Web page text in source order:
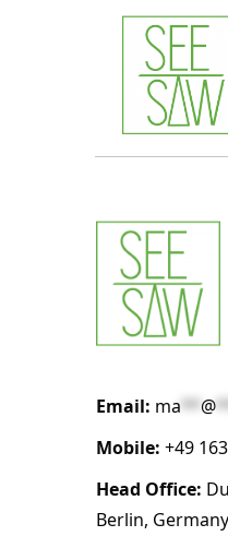
Email: ma**@
Mobile: +49
Head Office:
Berlin, Germany